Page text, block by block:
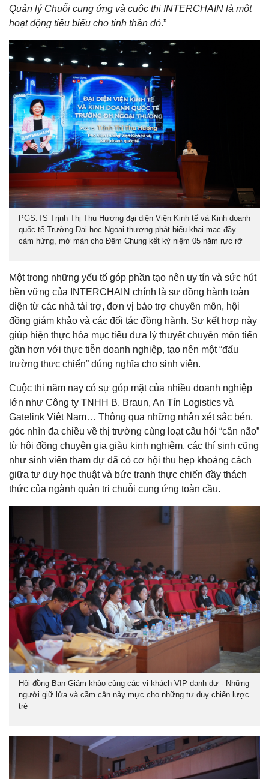
Quản lý Chuỗi cung ứng và cuộc thi INTERCHAIN là một
hoạt động tiêu biểu cho tinh thần đó.”
PGS.TS Trịnh Thị Thu Hương đại diện Viện Kinh tế và Kinh doanh
quốc tế Trường Đại học Ngoại thương phát biểu khai mạc đầy
cảm hứng, mở màn cho Đêm Chung kết kỷ niệm 05 năm rực rỡ
Một trong những yếu tố góp phần tạo nên uy tín và sức hút
bền vững của INTERCHAIN chính là sự đồng hành toàn
diện từ các nhà tài trợ, đơn vị bảo trợ chuyên môn, hội
đồng giám khảo và các đối tác đồng hành. Sự kết hợp này
giúp hiện thực hóa mục tiêu đưa lý thuyết chuyên môn tiến
gần hơn với thực tiễn doanh nghiệp, tạo nên một “đấu
trường thực chiến” đúng nghĩa cho sinh viên.
Cuộc thi năm nay có sự góp mặt của nhiều doanh nghiệp
lớn như Công ty TNHH B. Braun, An Tín Logistics và
Gatelink Việt Nam… Thông qua những nhận xét sắc bén,
góc nhìn đa chiều về thị trường cùng loạt câu hỏi “cân não”
từ hội đồng chuyên gia giàu kinh nghiệm, các thí sinh cũng
như sinh viên tham dự đã có cơ hội thu hẹp khoảng cách
giữa tư duy học thuật và bức tranh thực chiến đầy thách
thức của ngành quản trị chuỗi cung ứng toàn cầu.
Hội đồng Ban Giám khảo cùng các vị khách VIP danh dự - Những
người giữ lửa và cầm cân nảy mực cho những tư duy chiến lược
trẻ